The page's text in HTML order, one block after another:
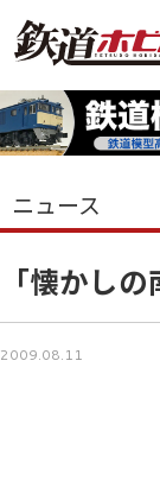
ニュース
「懐かし
2009.08.11